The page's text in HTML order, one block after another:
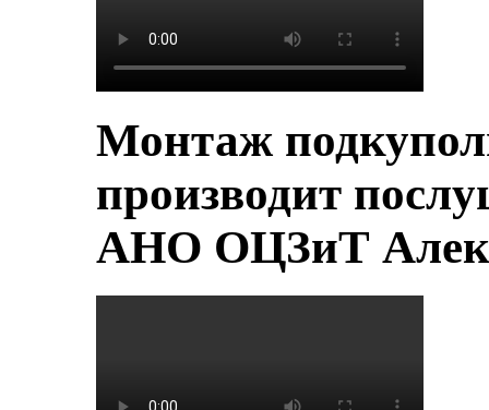
Монтаж
производит
АНО ОЦЗиТ